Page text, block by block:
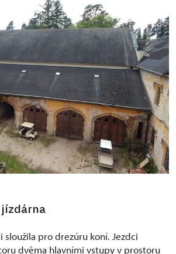
sloužila pro drezúru koní. Jezdci
dvěma hlavními vstupy v prostoru